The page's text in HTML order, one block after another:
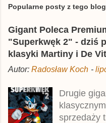
e
ś
i
j
k
o
m
e
t
a
r
z
Popularne posty z tego
Gigant Poleca
"Superkwęk 2" - dziś
klasyki Martiny i De
Autor: Radosław Koch -
Drugie
sprzedaży